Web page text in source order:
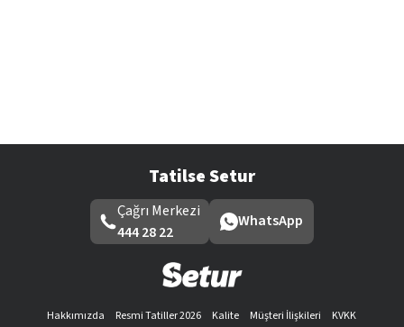
Tatilse Setur
Çağrı Merkezi
444 28 22
WhatsApp
Hakkımızda Resmi Tatiller 2026 Kalite Müşteri İlişkileri
KVKK